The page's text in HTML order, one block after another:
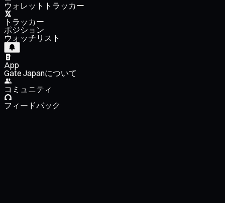
ウォレットトラッカー
トラッカー
ポジション
ウォッチリスト
App
Gate Japanについて
コミュニティ
フィードバック